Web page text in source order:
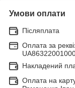
Умови оплати
Післяплата
Оплата за
Накладений
Оплата на